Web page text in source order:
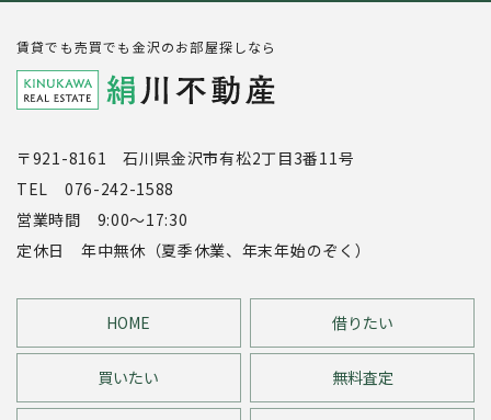
賃貸でも売買でも金沢のお部屋探しなら
〒921-8161 石川県金沢市有松2丁目3番11号
TEL 076-242-1588
営業時間 9:00～17:30
定休日 年中無休（夏季休業、年末年始のぞく）
HOME 借りたい
買いたい 無料査定